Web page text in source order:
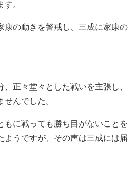
。
康の動きを警戒し、三成に家康の
正々堂々とした戦いを主張し、
んでした。
もに戦っても勝ち目がないことを
ようですが、その声は三成には届